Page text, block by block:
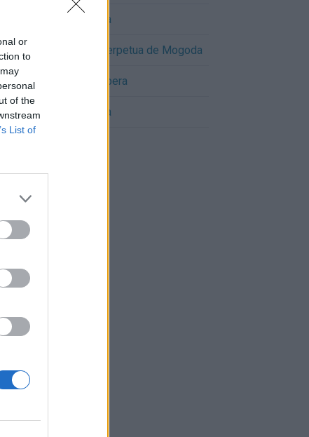
or
to
of the
List of
Cómo llegar a Terrassa
Cómo llegar a Santa Perpetua de Mogoda
Cómo llegar a Matadepera
Cómo llegar a Llagosta